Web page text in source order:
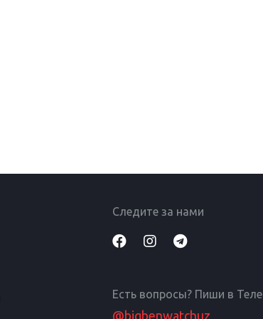
Следите за нами
Есть вопросы? Пиши в
@bigbenwatchuz